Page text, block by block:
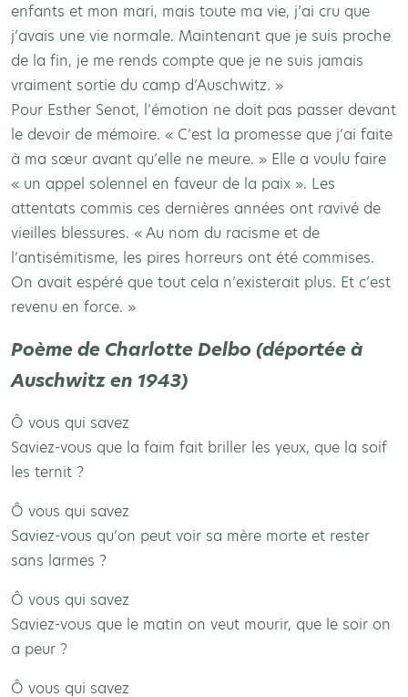
enfants et mon mari, mais toute ma vie, j’ai cru que
j’avais une vie normale. Maintenant que je suis proche
de la fin, je me rends compte que je ne suis jamais
vraiment sortie du camp d’Auschwitz. »
Pour Esther Senot, l’émotion ne doit pas passer devant
le devoir de mémoire. « C’est la promesse que j’ai faite
à ma sœur avant qu’elle ne meure. » Elle a voulu faire
« un appel solennel en faveur de la paix ». Les
attentats commis ces dernières années ont ravivé de
vieilles blessures. « Au nom du racisme et de
l’antisémitisme, les pires horreurs ont été commises.
On avait espéré que tout cela n’existerait plus. Et c’est
revenu en force. »
Poème de Charlotte Delbo (déportée à
Auschwitz en 1943)
Ô vous qui savez
Saviez-vous que la faim fait briller les yeux, que la soif
les ternit ?
Ô vous qui savez
Saviez-vous qu’on peut voir sa mère morte et rester
sans larmes ?
Ô vous qui savez
Saviez-vous que le matin on veut mourir, que le soir on
a peur ?
Ô vous qui savez